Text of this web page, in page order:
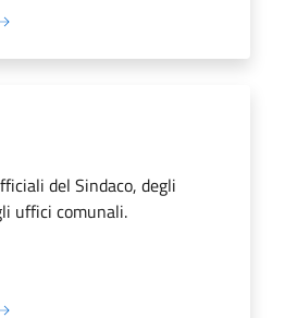
del Sindaco, degli
uffici comunali.